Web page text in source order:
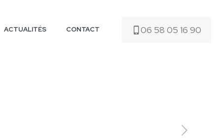
ACTUALITÉS CONTACT 06 58 05 16 90